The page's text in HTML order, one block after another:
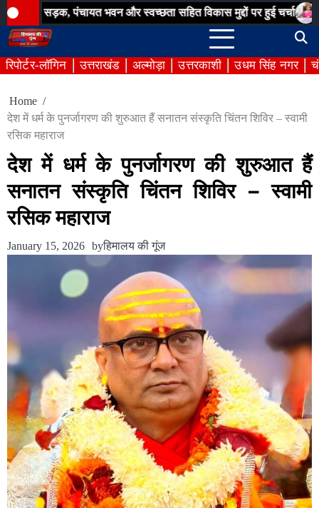
Skip
to
content
पंचायत भवन और स्वच्छता सहित विकास मुद्दों पर हुई चर्चा बिना अनुमति
रिपोर्टर-लॉगिन उत्तराखंड अल्मोड़ा उत्तरकाशी उधम सिंह नगर
Home
देश में धर्म के पुनर्जागरण की शुरुआत हैं सनातन संस्कृति चिंतन शिविर – स्वामी
रसिक महाराज
देश में धर्म के पुनर्जागरण की शुरुआत हैं
सनातन संस्कृति चिंतन शिविर – स्वामी
रसिक महाराज
January 15, 2026 byहिमालय की गूंज